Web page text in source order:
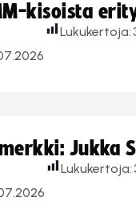
kisoista
Lukukertoja:
Jukka
Lukukertoja: